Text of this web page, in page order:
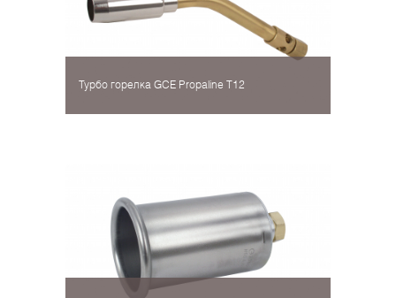
Турбо горелка GCE Propaline Т12